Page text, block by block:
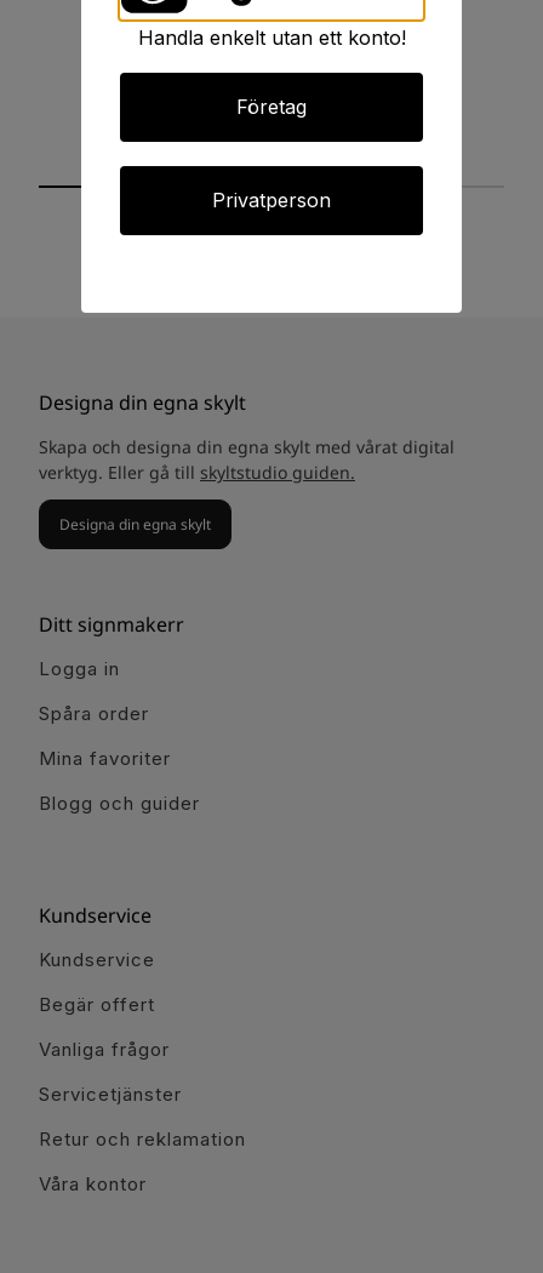
Designa din egna skylt
Skapa och designa din egna skylt med vårat digital
verktyg. Eller gå till skyltstudio guiden.
Designa din egna skylt
Ditt signmakerr
Logga in
Spåra order
Mina favoriter
Blogg och guider
Kundservice
Kundservice
Begär offert
Vanliga frågor
Servicetjänster
Retur och reklamation
Våra kontor
Handla enkelt utan ett konto!
Företag
Privatperson